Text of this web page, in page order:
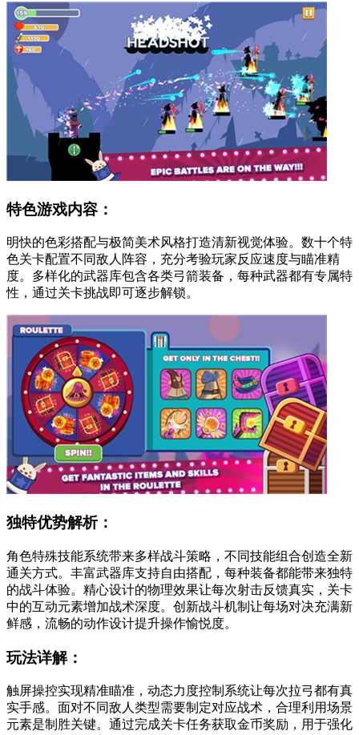
特色游戏内容：
明快的色彩搭配与极简美术风格打造清新视觉体验。数十个特
色关卡配置不同敌人阵容，充分考验玩家反应速度与瞄准精
度。多样化的武器库包含各类弓箭装备，每种武器都有专属特
性，通过关卡挑战即可逐步解锁。
独特优势解析：
角色特殊技能系统带来多样战斗策略，不同技能组合创造全新
通关方式。丰富武器库支持自由搭配，每种装备都能带来独特
的战斗体验。精心设计的物理效果让每次射击反馈真实，关卡
中的互动元素增加战术深度。创新战斗机制让每场对决充满新
鲜感，流畅的动作设计提升操作愉悦度。
玩法详解：
触屏操控实现精准瞄准，动态力度控制系统让每次拉弓都有真
实手感。面对不同敌人类型需要制定对应战术，合理利用场景
元素是制胜关键。通过完成关卡任务获取金币奖励，用于强化